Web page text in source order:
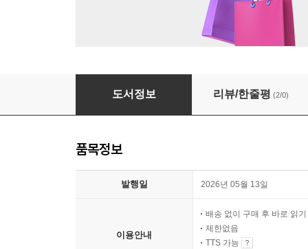
초등학생을 위한 거의 모든 한국사 개념어
도서정보 리뷰/한줄평 (2/0)
품목정보
발행일 2026년 05월 13일
이용안내
배송 없이 구매 후 바로 읽기
제한없음
TTS 가능